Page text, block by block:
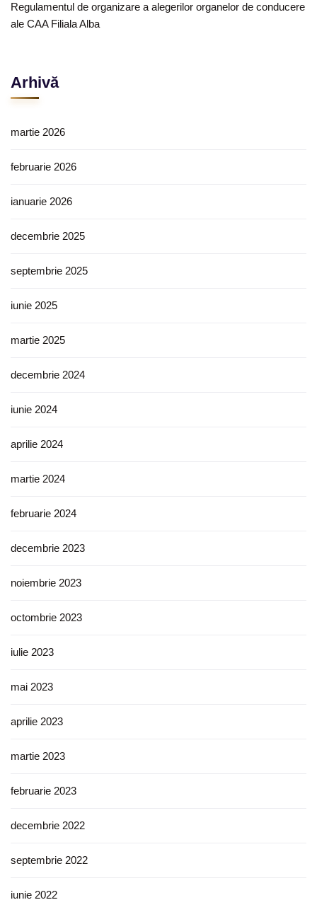
Regulamentul de organizare a alegerilor organelor de conducere
ale CAA Filiala Alba
Arhivă
martie 2026
februarie 2026
ianuarie 2026
decembrie 2025
septembrie 2025
iunie 2025
martie 2025
decembrie 2024
iunie 2024
aprilie 2024
martie 2024
februarie 2024
decembrie 2023
noiembrie 2023
octombrie 2023
iulie 2023
mai 2023
aprilie 2023
martie 2023
februarie 2023
decembrie 2022
septembrie 2022
iunie 2022